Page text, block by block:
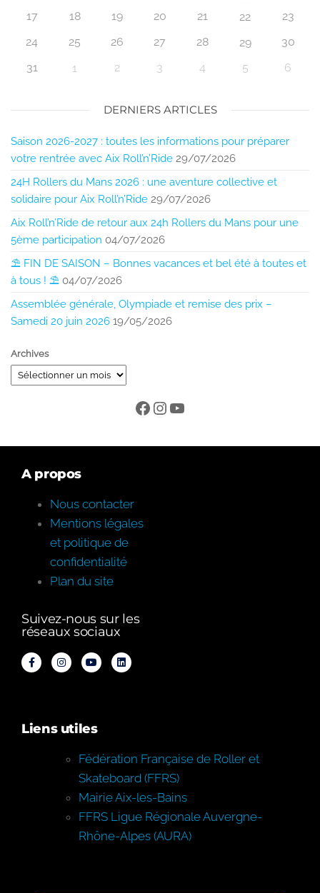
17
18 19 20 21 22
23
24
25 26 27 28 29
30
31
1 2 3 4 5 6
DERNIERS ARTICLES
Saison 2026-2027 : toutes les informations pour préparer
votre rentrée avec Aix Roll’n’Ride 29/07/2026
24H Rollers du Mans 2026 : une aventure collective et
solidaire pour Aix Roll’n’Ride 29/07/2026
Aix Roll’n’Ride de retour aux 24h Rollers du Mans pour une
5ème participation 04/07/2026
⛱️ FIN DE SAISON – Bonnes vacances et bel été à toutes et
à tous ! ⛱️ 04/07/2026
Assemblée générale, Olympiade et remise des prix –
Samedi 20 juin 2026 19/05/2026
Archives
A propos
Nous contacter
Mentions légales
et politique de
confidentialité
Plan du site
Suivez-nous sur les
réseaux sociaux
Liens utiles
Fédération Française de Roller et
Skateboard (FFRS)
Mairie Aix-les-Bains
FFRS Ligue Régionale Auvergne-
Rhône-Alpes (AURA)